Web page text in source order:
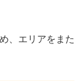
、エリアをまた